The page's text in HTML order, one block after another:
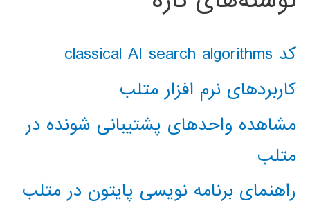
کد classical AI search algorithms
کاربردهای نرم افزار متلب
مشاهده واحدهای پشتیبانی شونده در
متلب
راهنمای برنامه نویسی پایتون در متلب